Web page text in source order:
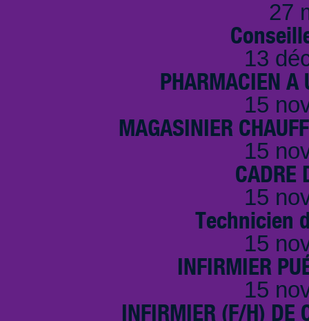
27
13
PHARMACIEN A
15
MAGASINIER
15
CADRE
15
Technicien
15
INFIRMIER
15
INFIRMIER (F/H) DE